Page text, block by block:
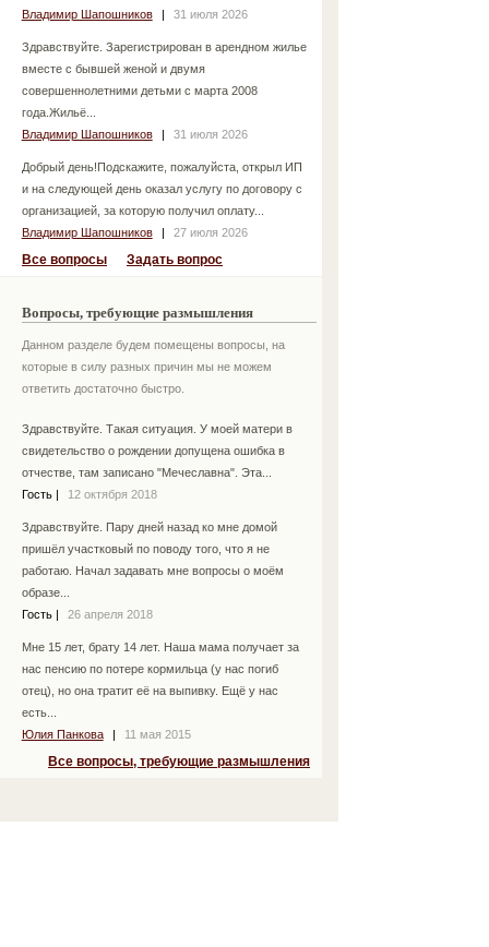
Владимир Шапошников
| 31 июля 2026
Здравствуйте. Зарегистрирован в арендном жилье
вместе с бывшей женой и двумя
совершеннолетними детьми с марта 2008
года.Жильё...
Владимир Шапошников
| 31 июля 2026
Добрый день!Подскажите, пожалуйста, открыл ИП
и на следующей день оказал услугу по договору с
организацией, за которую получил оплату...
Владимир Шапошников
| 27 июля 2026
Все вопросы Задать вопрос
Вопросы, требующие размышления
Данном разделе будем помещены вопросы, на
которые в силу разных причин мы не можем
ответить достаточно быстро.
Здравствуйте. Такая ситуация. У моей матери в
свидетельство о рождении допущена ошибка в
отчестве, там записано "Мечеславна". Эта...
Гость
12 октября 2018
Здравствуйте. Пару дней назад ко мне домой
пришёл участковый по поводу того, что я не
работаю. Начал задавать мне вопросы о моём
образе...
Гость
26 апреля 2018
Мне 15 лет, брату 14 лет. Наша мама получает за
нас пенсию по потере кормильца (у нас погиб
отец), но она тратит её на выпивку. Ещё у нас
есть...
Юлия Панкова
11 мая 2015
Все вопросы, требующие размышления